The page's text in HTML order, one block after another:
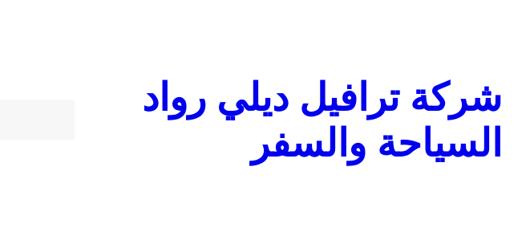
شركة ترافيل ديلي رواد
السياحة والسفر